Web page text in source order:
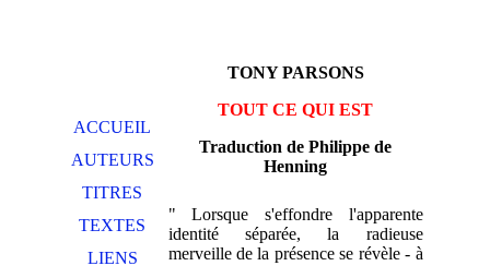
ACCUEIL
AUTEURS
TITRES
TEXTES
LIENS
TONY PARSONS
TOUT CE QUI EST
Traduction de Philippe de
Henning
" Lorsque s'effondre l'apparente
identité séparée, la radieuse
merveille de la présence se révèle - à